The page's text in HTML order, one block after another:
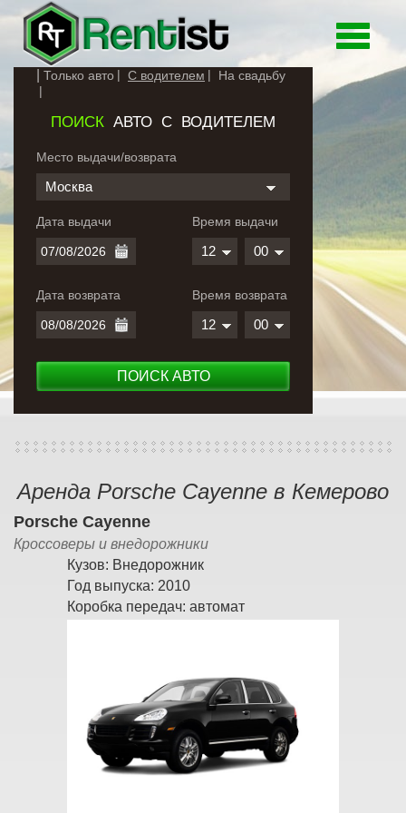
Toggle
Только авто С водителем На свадьбу
ПОИСК АВТО С ВОДИТЕЛЕМ
Место выдачи/возврата
Москва
Дата выдачи
Дата возврата
Время выдачи
12 00
Время возврата
12 00
ПОИСК АВТО
Аренда Porsche Cayenne в Кемерово
Porsche Cayenne
Кроссоверы и внедорожники
Кузов: Внедорожник
Год выпуска: 2010
Коробка передач: автомат